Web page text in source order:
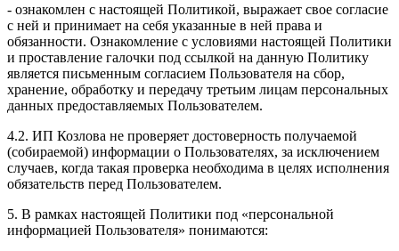
- ознакомлен с настоящей Политикой, выражает свое согласие
с ней и принимает на себя указанные в ней права и
обязанности. Ознакомление с условиями настоящей Политики
и проставление галочки под ссылкой на данную Политику
является письменным согласием Пользователя на сбор,
хранение, обработку и передачу третьим лицам персональных
данных предоставляемых Пользователем.
4.2. ИП Козлова не проверяет достоверность получаемой
(собираемой) информации о Пользователях, за исключением
случаев, когда такая проверка необходима в целях исполнения
обязательств перед Пользователем.
5. В рамках настоящей Политики под «персональной
информацией Пользователя» понимаются: